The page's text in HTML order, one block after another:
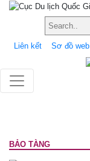
Liên kết Sơ đồ web
BẢO TÀNG